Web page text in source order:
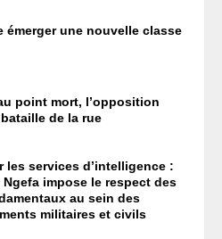
émerger une nouvelle classe
point mort, l’opposition
de la rue
les services d’intelligence :
Ngefa impose le respect des
au sein des
militaires et civils